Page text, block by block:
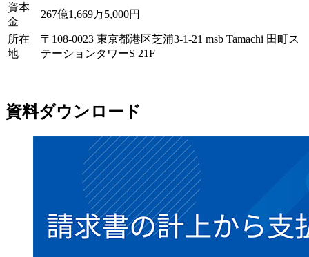
資本
金
267億1,669万5,000円
所在
地
〒108-0023 東京都港区芝浦3-1-21 msb Tamachi 田町ス
テーションタワーS 21F
資料ダウンロード